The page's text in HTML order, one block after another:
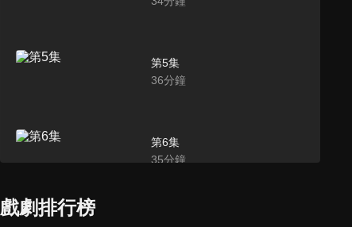
第5集
36分鐘
第6集
35分鐘
戲劇排行榜